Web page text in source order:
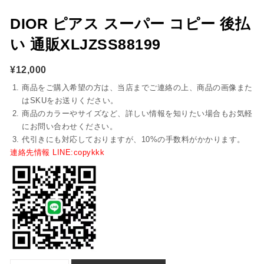
DIOR ピアス スーパー コピー 後払
い 通販XLJZSS88199
¥12,000
商品をご購入希望の方は、当店までご連絡の上、商品の画像また
はSKUをお送りください。
商品のカラーやサイズなど、詳しい情報を知りたい場合もお気軽
にお問い合わせください。
代引きにも対応しておりますが、10%の手数料がかかります。
連絡先情報 LINE:copykkk